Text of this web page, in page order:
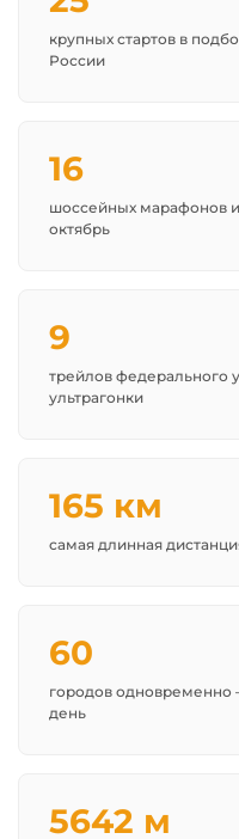
крупных стартов в
России
16
шоссейных марафонов
октябрь
9
трейлов федерального
ультрагонки
165 км
самая длинная
60
городов
день
5642 м